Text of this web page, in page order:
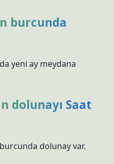
burcunda
yeni ay meydana
dolunayı Saat
dolunay var.